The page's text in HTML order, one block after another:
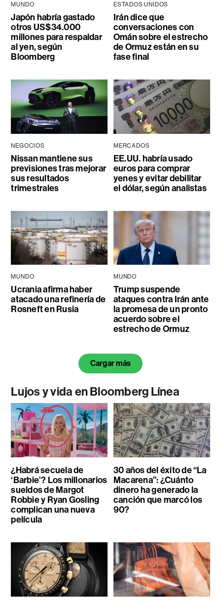
MUNDO
Japón habría gastado
otros US$34.000
millones para respaldar
al yen, según
Bloomberg
ESTADOS UNIDOS
Irán dice que
conversaciones con
Omán sobre el estrecho
de Ormuz están en su
fase final
NEGOCIOS
Nissan mantiene sus
previsiones tras mejorar
sus resultados
trimestrales
MERCADOS
EE.UU. habría usado
euros para comprar
yenes y evitar debilitar
el dólar, según analistas
MUNDO
Ucrania afirma haber
atacado una refinería de
Rosneft en Rusia
MUNDO
Trump suspende
ataques contra Irán ante
la promesa de un pronto
acuerdo sobre el
estrecho de Ormuz
Cargar más
Lujos y vida en Bloomberg Línea
¿Habrá secuela de
‘Barbie’? Los millonarios
sueldos de Margot
Robbie y Ryan Gosling
complican una nueva
película
30 años del éxito de “La
Macarena”: ¿Cuánto
dinero ha generado la
canción que marcó los
90?